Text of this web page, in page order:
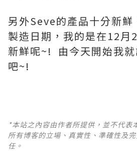
另外Seve的產品十分新鮮
製造日期，我的是在12月
新鮮呢~! 由今天開始我
吧~!
*本站之內容由作者所提供，並不代表
所有博客的立場、真實性、準確性及
任。